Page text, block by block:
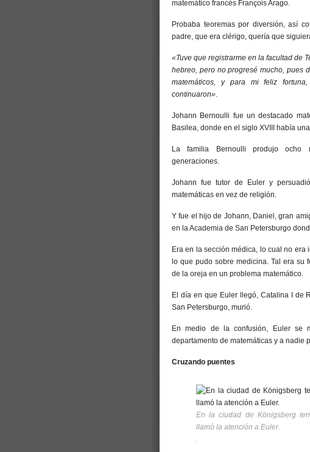
matemático francés François Arago.
Probaba teoremas por diversión, así
padre, que era clérigo, quería que
«Tuve que registrarme en la facultad de
hebreo, pero no progresé mucho, pues
matemáticos, y para mi feliz
continuaron».
Johann Bernoulli fue un destacado
Basilea, donde en el siglo XVIII había
La familia Bernoulli produjo ocho
generaciones.
Johann fue tutor de Euler y
matemáticas en vez de religión.
Y fue el hijo de Johann, Daniel, gran
en la Academia de San Petersburgo
Era en la sección médica, lo cual no
lo que pudo sobre medicina. Tal era su
de la oreja en un problema matemático.
El día en que Euler llegó, Catalina I de
San Petersburgo, murió.
En medio de la confusión, Euler se
departamento de matemáticas y a nadie
Cruzando puentes
En la ciudad de Königsberg
llamó la atención a Euler.
.